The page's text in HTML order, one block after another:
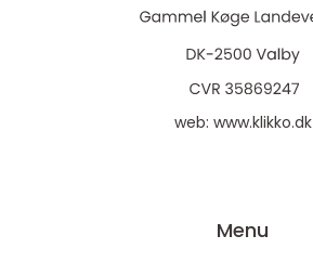
web: www.klikko.dk
Menu